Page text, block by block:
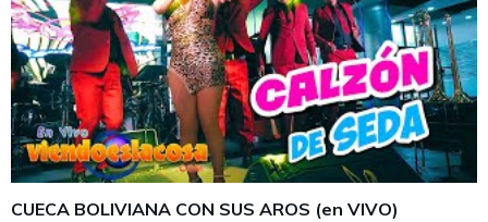
CUECA BOLIVIANA CON SUS AROS (en VIVO)